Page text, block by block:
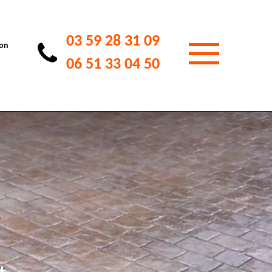
03 59 28 31 09
06 51 33 04 50